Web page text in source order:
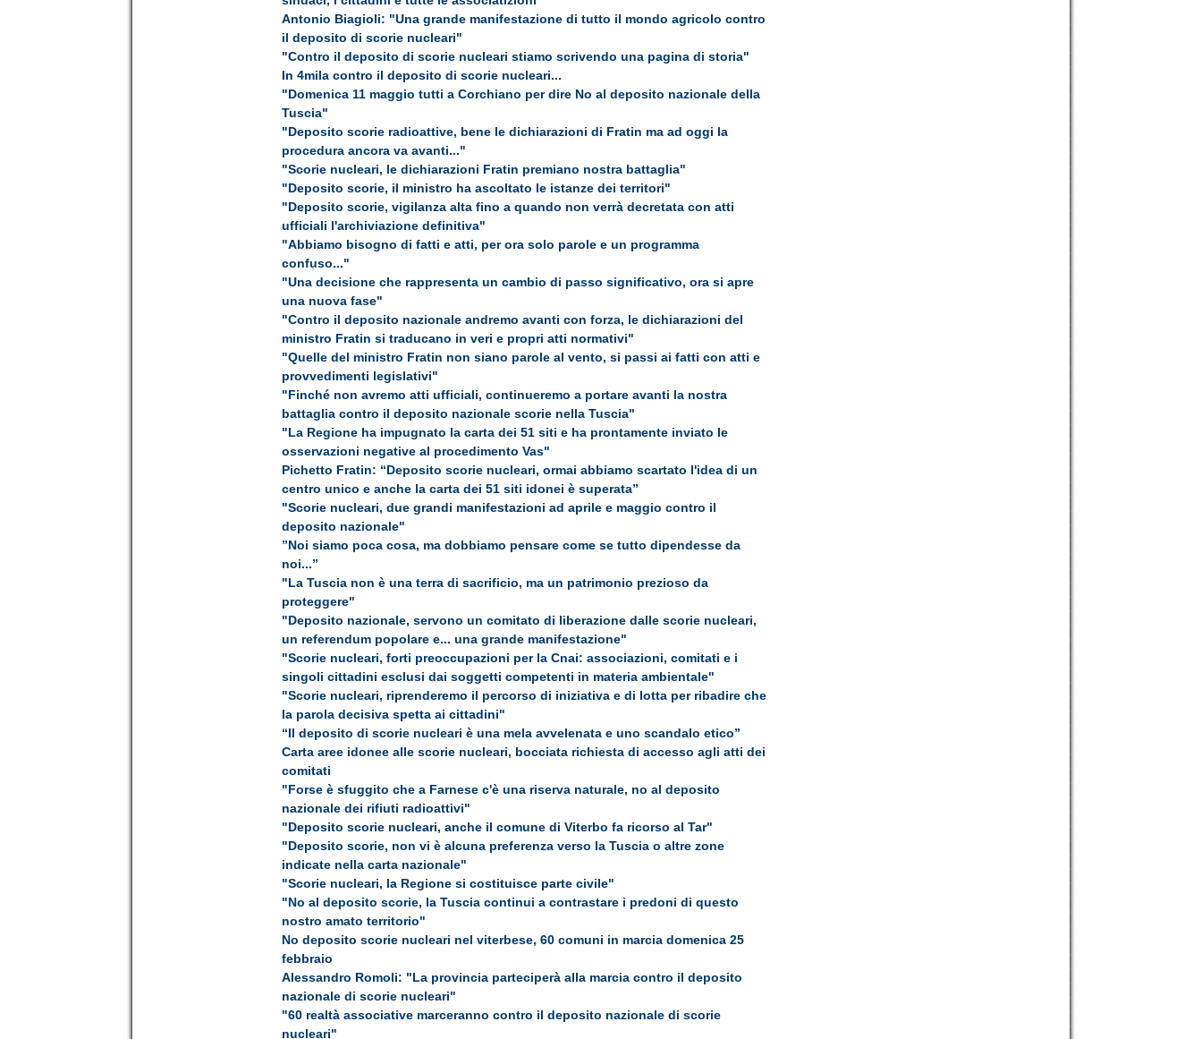
Antonio Biagioli: "Una grande manifestazione di tutto il mondo agricolo contro
il deposito di scorie nucleari"
"Contro il deposito di scorie nucleari stiamo scrivendo una pagina di storia"
In 4mila contro il deposito di scorie nucleari...
"Domenica 11 maggio tutti a Corchiano per dire No al deposito nazionale della
Tuscia"
"Deposito scorie radioattive, bene le dichiarazioni di Fratin ma ad oggi la
procedura ancora va avanti..."
"Scorie nucleari, le dichiarazioni Fratin premiano nostra battaglia"
"Deposito scorie, il ministro ha ascoltato le istanze dei territori"
"Deposito scorie, vigilanza alta fino a quando non verrà decretata con atti
ufficiali l'archiviazione definitiva"
"Abbiamo bisogno di fatti e atti, per ora solo parole e un programma
confuso..."
"Una decisione che rappresenta un cambio di passo significativo, ora si apre
una nuova fase"
"Contro il deposito nazionale andremo avanti con forza, le dichiarazioni del
ministro Fratin si traducano in veri e propri atti normativi"
"Quelle del ministro Fratin non siano parole al vento, si passi ai fatti con atti e
provvedimenti legislativi"
"Finché non avremo atti ufficiali, continueremo a portare avanti la nostra
battaglia contro il deposito nazionale scorie nella Tuscia"
"La Regione ha impugnato la carta dei 51 siti e ha prontamente inviato le
osservazioni negative al procedimento Vas"
Pichetto Fratin: “Deposito scorie nucleari, ormai abbiamo scartato l'idea di un
centro unico e anche la carta dei 51 siti idonei è superata”
"Scorie nucleari, due grandi manifestazioni ad aprile e maggio contro il
deposito nazionale"
”Noi siamo poca cosa, ma dobbiamo pensare come se tutto dipendesse da
noi...”
"La Tuscia non è una terra di sacrificio, ma un patrimonio prezioso da
proteggere"
"Deposito nazionale, servono un comitato di liberazione dalle scorie nucleari,
un referendum popolare e... una grande manifestazione"
"Scorie nucleari, forti preoccupazioni per la Cnai: associazioni, comitati e i
singoli cittadini esclusi dai soggetti competenti in materia ambientale"
"Scorie nucleari, riprenderemo il percorso di iniziativa e di lotta per ribadire che
la parola decisiva spetta ai cittadini"
“Il deposito di scorie nucleari è una mela avvelenata e uno scandalo etico”
Carta aree idonee alle scorie nucleari, bocciata richiesta di accesso agli atti dei
comitati
"Forse è sfuggito che a Farnese c'è una riserva naturale, no al deposito
nazionale dei rifiuti radioattivi"
"Deposito scorie nucleari, anche il comune di Viterbo fa ricorso al Tar"
"Deposito scorie, non vi è alcuna preferenza verso la Tuscia o altre zone
indicate nella carta nazionale"
"Scorie nucleari, la Regione si costituisce parte civile"
"No al deposito scorie, la Tuscia continui a contrastare i predoni di questo
nostro amato territorio"
No deposito scorie nucleari nel viterbese, 60 comuni in marcia domenica 25
febbraio
Alessandro Romoli: "La provincia parteciperà alla marcia contro il deposito
nazionale di scorie nucleari"
"60 realtà associative marceranno contro il deposito nazionale di scorie
nucleari"